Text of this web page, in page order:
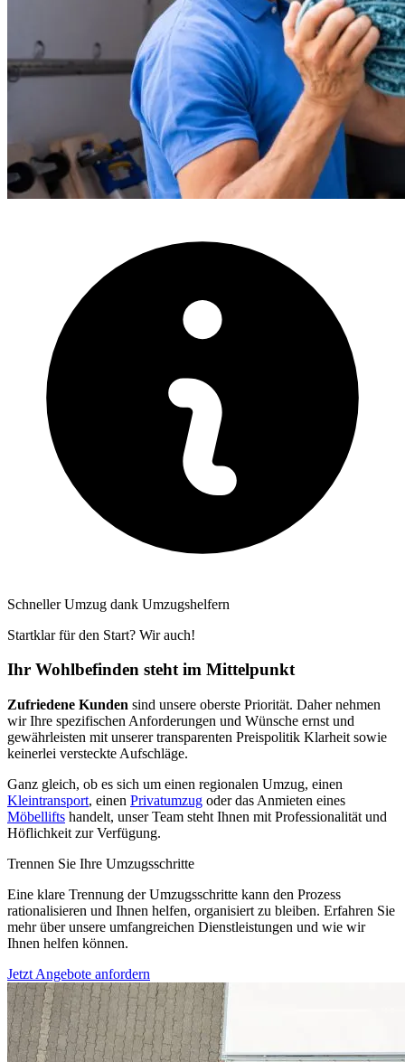
Schneller Umzug dank Umzugshelfern
Startklar für den Start? Wir auch!
Ihr Wohlbefinden steht im Mittelpunkt
Zufriedene Kunden sind unsere oberste Priorität. Daher nehmen
wir Ihre spezifischen Anforderungen und Wünsche ernst und
gewährleisten mit unserer transparenten Preispolitik Klarheit sowie
keinerlei versteckte Aufschläge.
Ganz gleich, ob es sich um einen regionalen Umzug, einen
Kleintransport, einen Privatumzug oder das Anmieten eines
Möbellifts handelt, unser Team steht Ihnen mit Professionalität und
Höflichkeit zur Verfügung.
Trennen Sie Ihre Umzugsschritte
Eine klare Trennung der Umzugsschritte kann den Prozess
rationalisieren und Ihnen helfen, organisiert zu bleiben. Erfahren Sie
mehr über unsere umfangreichen Dienstleistungen und wie wir
Ihnen helfen können.
Jetzt Angebote anfordern